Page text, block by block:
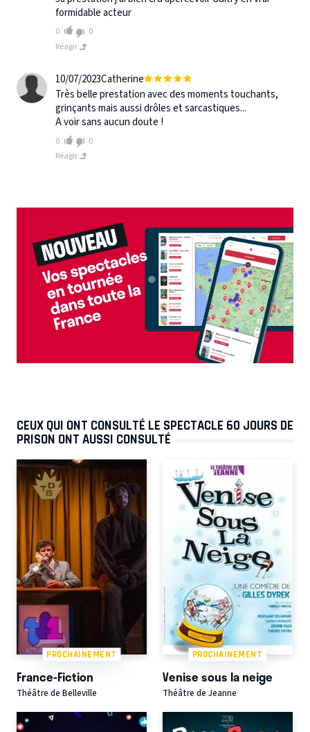
formidable acteur
0
0
Réagir
10/07/2023Catherine
Très belle prestation avec des moments touchants,
grinçants mais aussi drôles et sarcastiques...
A voir sans aucun doute !
0
0
Réagir
CEUX QUI ONT CONSULTÉ LE SPECTACLE 60 JOURS DE
PRISON ONT AUSSI CONSULTÉ
PROCHAINEMENT
France-Fiction
Théâtre de Belleville
PROCHAINEMENT
Venise sous la neige
Théâtre de Jeanne